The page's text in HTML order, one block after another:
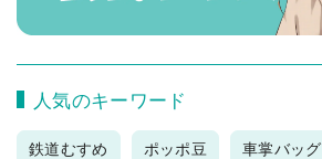
人気のキーワード
鉄道むすめ ポッポ豆 車掌バッグ